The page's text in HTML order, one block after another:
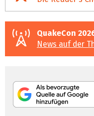
QuakeCon
News auf der